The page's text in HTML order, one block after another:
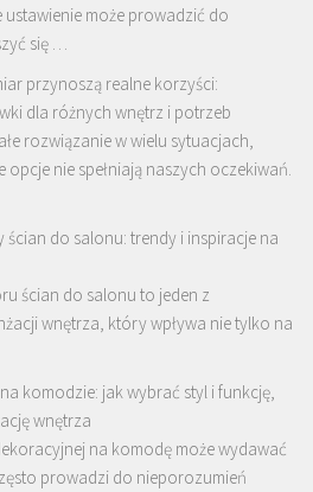
ustawienie może prowadzić do
się …
przynoszą realne korzyści:
dla różnych wnętrz i potrzeb
rozwiązanie w wielu sytuacjach,
opcje nie spełniają naszych oczekiwań.
do salonu: trendy i inspiracje na
ścian do salonu to jeden z
wnętrza, który wpływa nie tylko na
komodzie: jak wybrać styl i funkcję,
wnętrza
na komodę może wydawać
prowadzi do nieporozumień